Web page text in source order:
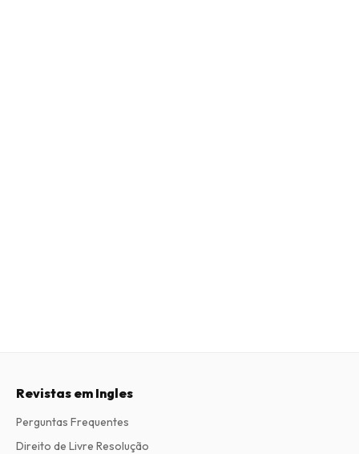
Revistas em Ingles
Perguntas Frequentes
Direito de Livre Resolução